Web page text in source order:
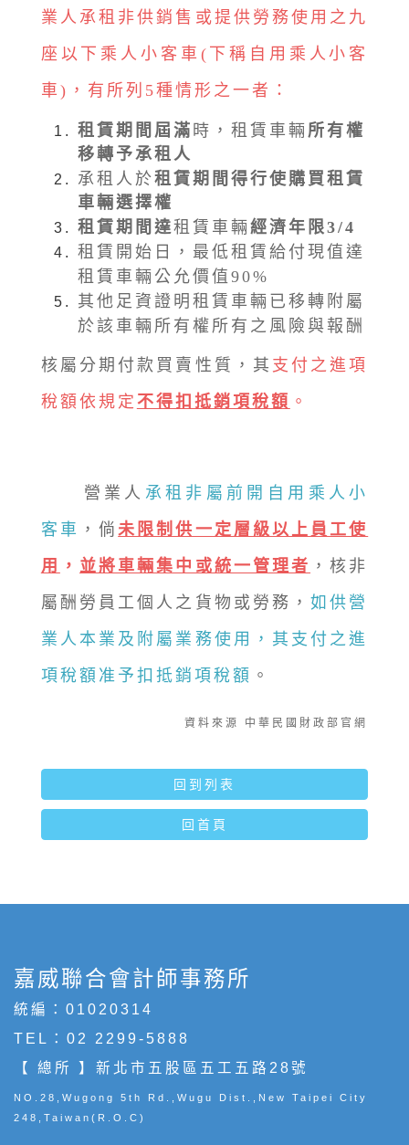
業人承租非供銷售或提供勞務使用之九
座以下乘人小客車(下稱自用乘人小客
車)，有所列5種情形之一者：
租賃期間屆滿 時，租賃車輛 所有權
移轉予承租人
承租人於租賃期間得行使購買租賃
車輛選擇權
租賃期間 達租賃車輛 經濟年限3/4
租賃開始日，最低租賃給付現值達
租賃車輛公允價值90%
其他足資證明租賃車輛已移轉附屬
於該車輛所有權所有之風險與報酬
核屬分期付款買賣性質，其 支付之進項
稅額依規定 不得扣抵銷項稅額 。
營業人 承租非屬前開自用乘人小
客車 ，倘未限制供一定層級以上員工使
用
， 並將車輛集中或統一管理者 ，核非
屬酬勞員工個人之貨物或勞務，如供營
業人本業及附屬業務使用，其支付之進
項稅額准予扣抵銷項稅額 。
資料來源 中華民國財政部官網
回到列表
回首頁
嘉威聯合會計師事務所
統編：01020314
TEL： 02 2299-5888
【 總所 】新北市五股區五工五路28號
NO.28,Wugong 5th Rd.,Wugu Dist.,New Taipei City
248,Taiwan(R.O.C)